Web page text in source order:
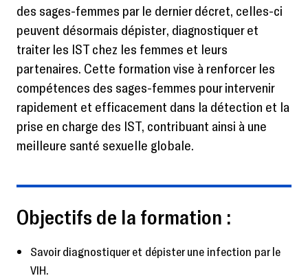
des sages-femmes par le dernier décret, celles-ci
peuvent désormais dépister, diagnostiquer et
traiter les IST chez les femmes et leurs
partenaires. Cette formation vise à renforcer les
compétences des sages-femmes pour intervenir
rapidement et efficacement dans la détection et la
prise en charge des IST, contribuant ainsi à une
meilleure santé sexuelle globale.
Objectifs de la formation :
Savoir diagnostiquer et dépister une infection par le
VIH.